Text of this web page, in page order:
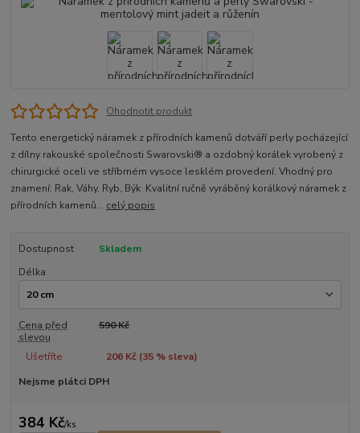
Ohodnotit produkt
Tento energetický náramek z přírodních kamenů dotváří perly pocházející
z dílny rakouské společnosti Swarovski® a ozdobný korálek vyrobený z
chirurgické oceli ve stříbrném vysoce lesklém provedení. Vhodný pro
znamení: Rak, Váhy, Ryb, Býk Kvalitní ručně vyráběný korálkový náramek z
přírodních kamenů... celý popis
Dostupnost
Skladem
Délka
Cena před
slevou
590 Kč
Ušetříte 206 Kč (35% sleva)
Nejsme plátci DPH
384 Kč/ks